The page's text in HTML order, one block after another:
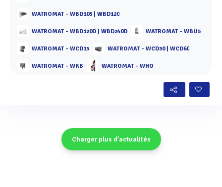
WATROMAT - WBD105 | WBD120
WATROMAT - WBD120D | WBD240D WATROMAT - WBU5
WATROMAT - WCD15 WATROMAT - WCD30 | WCD60
WATROMAT - WKB WATROMAT - WHO
Charger plus d'actualités